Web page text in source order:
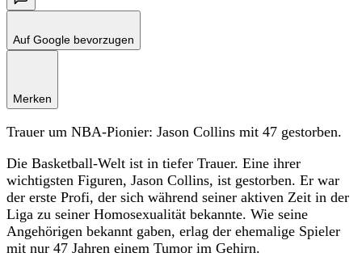
Auf Google bevorzugen
Merken
Trauer um NBA-Pionier: Jason Collins mit 47 gestorben.
Die Basketball-Welt ist in tiefer Trauer. Eine ihrer
wichtigsten Figuren, Jason Collins, ist gestorben. Er war
der erste Profi, der sich während seiner aktiven Zeit in der
Liga zu seiner Homosexualität bekannte. Wie seine
Angehörigen bekannt gaben, erlag der ehemalige Spieler
mit nur 47 Jahren einem Tumor im Gehirn.